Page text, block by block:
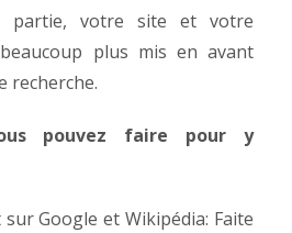
partie, votre site et votre
plus mis en avant
recherche.
pouvez faire pour y
Google et Wikipédia: Faite